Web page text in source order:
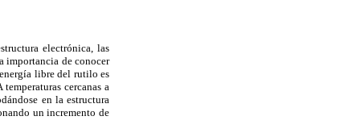
electrónica, las
importancia de conocer
libre del rutilo es
cercanas a
en la estructura
un incremento de